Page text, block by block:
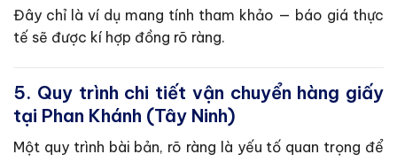
Đây chỉ là ví dụ mang tính tham khảo — báo giá thực
tế sẽ được kí hợp đồng rõ ràng.
5. Quy trình chi tiết vận chuyển hàng giấy
tại Phan Khánh (Tây Ninh)
Một quy trình bài bản, rõ ràng là yếu tố quan trọng để